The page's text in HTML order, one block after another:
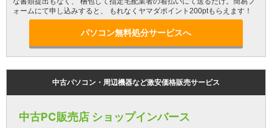
ォームにて申し込みすると、 もれなくヤマダポイント200ptもらえます！
パソコン無料処分サービスへ
中古パソコン・周辺機器など激安価格販売サービス
中古PC販売店 ショップインバース